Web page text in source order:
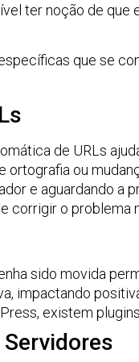
ter noção de
que se
de URLs
ou
e aguardando a
corrigir o problema
sido movida
impactando
existem